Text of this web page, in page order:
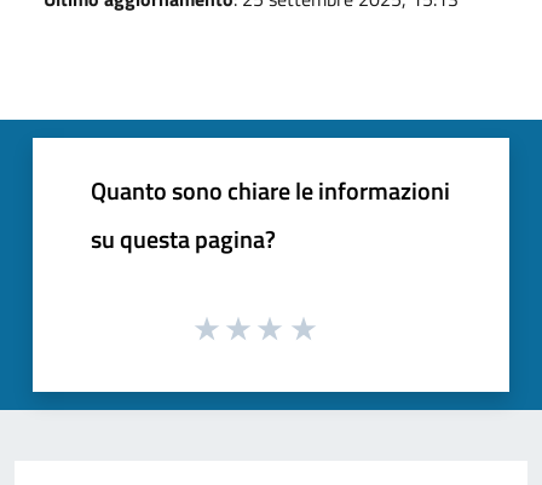
Quanto sono chiare le informazioni
su questa pagina?